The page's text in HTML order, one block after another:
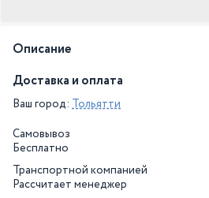
Описание
Доставка и оплата
Ваш город: Тольятти
Самовывоз
Бесплатно
Транспортной компанией
Рассчитает менеджер